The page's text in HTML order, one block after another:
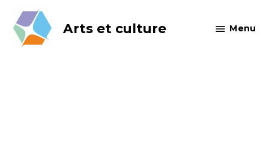
content
Arts et culture Menu